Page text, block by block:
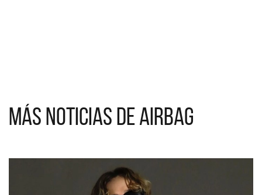
Más noticias de Airbag